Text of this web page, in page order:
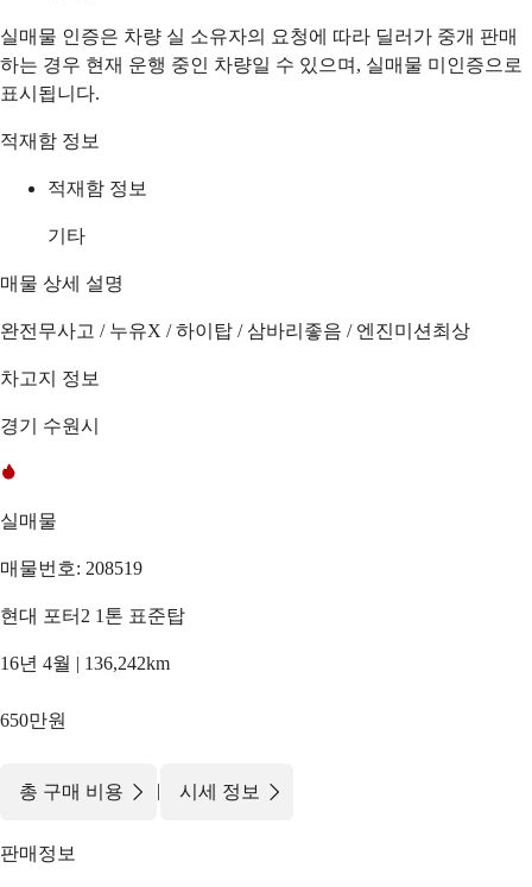
실매물 인증은 차량 실 소유자의 요청에 따라 딜러가 중개 판매
하는 경우 현재 운행 중인 차량일 수 있으며, 실매물 미인증으로
표시됩니다.
적재함 정보
적재함 정보
기타
매물 상세 설명
완전무사고 / 누유X / 하이탑 / 삼바리좋음 / 엔진미션최상
차고지 정보
경기 수원시
실매물
매물번호: 208519
현대 포터2 1톤 표준탑
16년 4월 | 136,242km
650만원
총 구매 비용 | 시세 정보
판매정보